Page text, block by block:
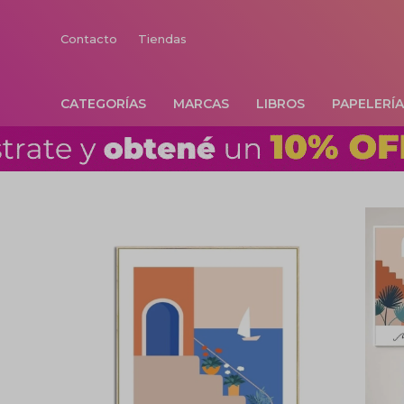
CATEGORÍAS MARCAS LIBROS PAPELERÍA
Contacto Tiendas